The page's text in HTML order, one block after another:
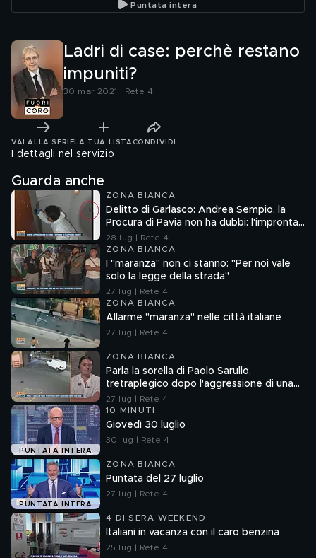
Puntata intera
Ladri di case: perchè restano
impuniti?
30 mar 2021 | Rete 4
VAI ALLA SERIE LA TUA LISTA CONDIVIDI
I dettagli nel servizio
Guarda anche
ZONA BIANCA
Delitto di Garlasco: Andrea Sempio, la
Procura di Pavia non ha dubbi: l'impronta
33 è la pistola fumante
28 lug | Rete 4
ZONA BIANCA
I "maranza" non ci stanno: "Per noi vale
solo la legge della strada"
27 lug | Rete 4
ZONA BIANCA
Allarme "maranza" nelle città italiane
27 lug | Rete 4
ZONA BIANCA
Parla la sorella di Paolo Sarullo,
tretraplegico dopo l'aggressione di una
baby gang
27 lug | Rete 4
PUNTATA INTERA
10 MINUTI
Giovedì 30 luglio
30 lug | Rete 4
PUNTATA INTERA
ZONA BIANCA
Puntata del 27 luglio
27 lug | Rete 4
4 DI SERA WEEKEND
Italiani in vacanza con il caro benzina
25 lug | Rete 4